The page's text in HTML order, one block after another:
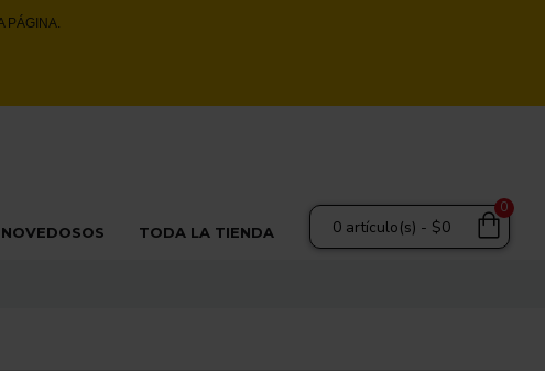
PÁGINA.
NOVEDOSOS TODA LA TIENDA 0 artículo(s) - $0
0